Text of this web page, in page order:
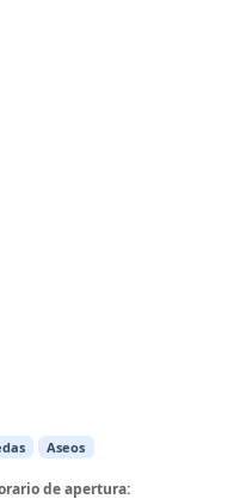
Aseos
de apertura: